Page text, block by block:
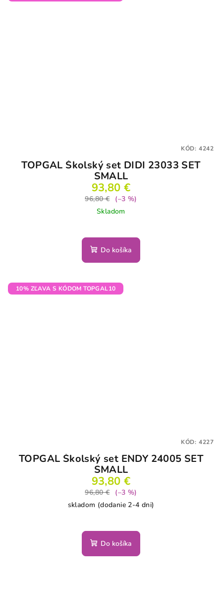
TOPGAL Školský set DIDI 23033 SET
SMALL
93,80 €
96,80 €
(–3 %)
Skladom
Do košíka
KÓD: 4242
10% ZĽAVA S KÓDOM TOPGAL10
TOPGAL Školský set ENDY 24005 SET
SMALL
93,80 €
96,80 €
(–3 %)
skladom (dodanie 2-4 dni)
Do košíka
KÓD: 4227